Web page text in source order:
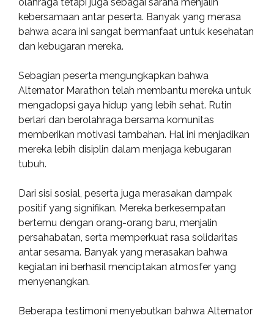
kebersamaan antar peserta. Banyak yang merasa
bahwa acara ini sangat bermanfaat untuk kesehatan
dan kebugaran mereka.
Sebagian peserta mengungkapkan bahwa
Alternator Marathon telah membantu mereka untuk
mengadopsi gaya hidup yang lebih sehat. Rutin
berlari dan berolahraga bersama komunitas
memberikan motivasi tambahan. Hal ini menjadikan
mereka lebih disiplin dalam menjaga kebugaran
tubuh.
Dari sisi sosial, peserta juga merasakan dampak
positif yang signifikan. Mereka berkesempatan
bertemu dengan orang-orang baru, menjalin
persahabatan, serta memperkuat rasa solidaritas
antar sesama. Banyak yang merasakan bahwa
kegiatan ini berhasil menciptakan atmosfer yang
menyenangkan.
Beberapa testimoni menyebutkan bahwa Alternator